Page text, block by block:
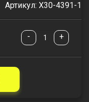
Артикул: X30-4391-1